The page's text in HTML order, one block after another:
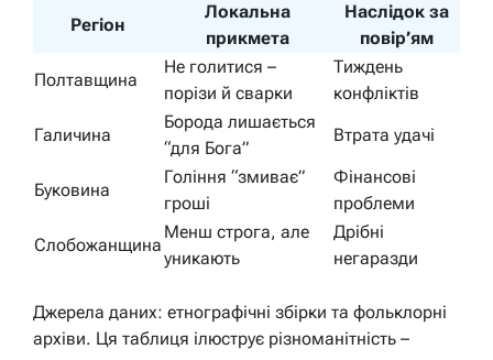
Регіон
Локальна
прикмета
Наслідок за
повір’ям
Полтавщина
Не голитися –
порізи й сварки
Тиждень
конфліктів
Галичина
Борода лишається
“для Бога”
Втрата удачі
Буковина
Гоління “змиває”
гроші
Фінансові
проблеми
Слобожанщина
Менш строга, але
уникають
Дрібні
негаразди
Джерела даних: етнографічні збірки та фольклорні
архіви. Ця таблиця ілюструє різноманітність –